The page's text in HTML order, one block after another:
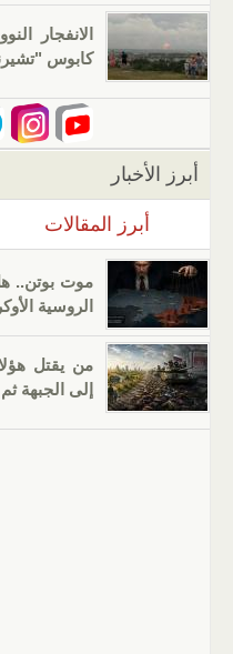
الانفجار
كابوس
أبرز الأخبار
أبرز المقالات
موت بوتن..
الروسية
من يقتل
إلى الجبهة